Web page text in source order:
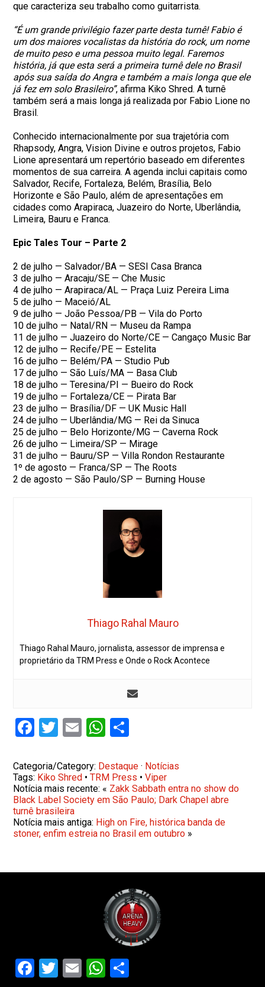
que caracteriza seu trabalho como guitarrista.
“É um grande privilégio fazer parte desta turnê! Fabio é
um dos maiores vocalistas da história do rock, um nome
de muito peso e uma pessoa muito legal. Faremos
história, já que esta será a primeira turnê dele no Brasil
após sua saída do Angra e também a mais longa que ele
já fez em solo Brasileiro”, afirma Kiko Shred. A turnê
também será a mais longa já realizada por Fabio Lione no
Brasil.
Conhecido internacionalmente por sua trajetória com
Rhapsody, Angra, Vision Divine e outros projetos, Fabio
Lione apresentará um repertório baseado em diferentes
momentos de sua carreira. A agenda inclui capitais como
Salvador, Recife, Fortaleza, Belém, Brasília, Belo
Horizonte e São Paulo, além de apresentações em
cidades como Arapiraca, Juazeiro do Norte, Uberlândia,
Limeira, Bauru e Franca.
Epic Tales Tour – Parte 2
2 de julho — Salvador/BA — SESI Casa Branca
3 de julho — Aracaju/SE — Che Music
4 de julho — Arapiraca/AL — Praça Luiz Pereira Lima
5 de julho — Maceió/AL
9 de julho — João Pessoa/PB — Vila do Porto
10 de julho — Natal/RN — Museu da Rampa
11 de julho — Juazeiro do Norte/CE — Cangaço Music Bar
12 de julho — Recife/PE — Estelita
16 de julho — Belém/PA — Studio Pub
17 de julho — São Luís/MA — Basa Club
18 de julho — Teresina/PI — Bueiro do Rock
19 de julho — Fortaleza/CE — Pirata Bar
23 de julho — Brasília/DF — UK Music Hall
24 de julho — Uberlândia/MG — Rei da Sinuca
25 de julho — Belo Horizonte/MG — Caverna Rock
26 de julho — Limeira/SP — Mirage
31 de julho — Bauru/SP — Villa Rondon Restaurante
1º de agosto — Franca/SP — The Roots
2 de agosto — São Paulo/SP — Burning House
Thiago Rahal Mauro
Thiago Rahal Mauro, jornalista, assessor de imprensa e
proprietário da TRM Press e Onde o Rock Acontece
Facebook
Twitter
EmailWhatsApp
Categoria/Category: Destaque · Notícias
Tags: Kiko Shred •TRM Press •Viper
Notícia mais recente: « Zakk Sabbath entra no show do
Black Label Society em São Paulo; Dark Chapel abre
turnê brasileira
Notícia mais antiga: High on Fire, histórica banda de
stoner, enfim estreia no Brasil em outubro »
Facebook
Twitter
EmailWhatsApp